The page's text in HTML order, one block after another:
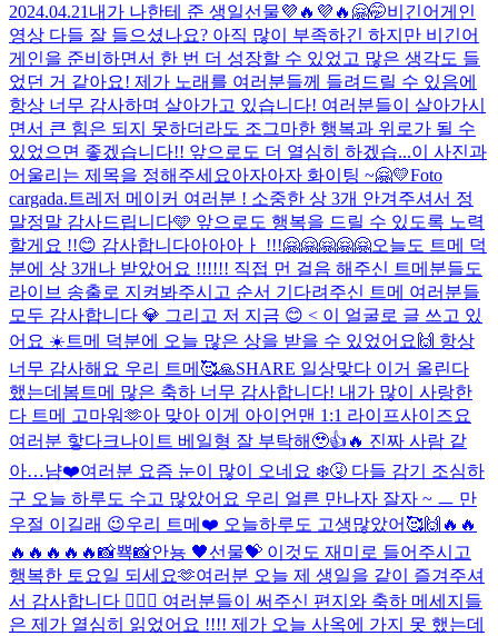
2024.04.21 내가 나한테 준 생일선물💜🔥💜🔥 🤗🤭비긴어게인
영상 다들 잘 들으셨나요? 아직 많이 부족하긴 하지만 비긴어
게인을 준비하면서 한 번 더 성장할 수 있었고 많은 생각도 들
었던 거 같아요! 제가 노래를 여러분들께 들려드릴 수 있음에
항상 너무 감사하며 살아가고 있습니다! 여러분들이 살아가시
면서 큰 힘은 되지 못하더라도 조그마한 행복과 위로가 될 수
있었으면 좋겠습니다!! 앞으로도 더 열심히 하겠습...이 사진과
어울리는 제목을 정해주세요아자아자 화이팅 ~🤗💛Foto
cargada. 트레저 메이커 여러분 ! 소중한 상 3개 안겨주셔서 정
말정말 감사드립니다🩵 앞으로도 행복을 드릴 수 있도록 노력
할게요 !!😊 감사합니다아아아ㅏ !!!🤗🤗🤗🤗🤗오늘도 트메 덕
분에 상 3개나 받았어요 !!!!!! 직접 먼 걸음 해주신 트메분들도
라이브 송출로 지켜봐주시고 순서 기다려주신 트메 여러분들
모두 감사합니다 💎 그리고 저 지금 😊 < 이 얼굴로 글 쓰고 있
어요 ☀️ 트메 덕분에 오늘 많은 상을 받을 수 있었어요🙌 항상
너무 감사해요 우리 트메🥰🙏SHARE 일상맞다 이거 올린다
했는데 봄 트메 많은 축하 너무 감사합니다! 내가 많이 사랑한
다 트메 고마워🫶아 맞아 이게 아이언맨 1:1 라이프사이즈요
여러분 핳다크나이트 베일형 잘 부탁해🥹👍🔥 진짜 사람 같
아…냠❤️여러분 요즘 눈이 많이 오네요 ❄️🤧 다들 감기 조심하
구 오늘 하루도 수고 많았어요 우리 얼른 만나자 잘자 ~ ㅡ 만
우절 이길래 😉우리 트메❤️ 오늘하루도 고생많았어🥰🙌 🔥🔥
🔥🔥🔥🔥🔥📸뾱📸안뇽 🖤선물💝 이것도 재미로 들어주시고
행복한 토요일 되세요🫶여러분 오늘 제 생일을 같이 즐겨주셔
서 감사합니다 🙇🏻‍♂️ 여러분들이 써주신 편지와 축하 메세지들
은 제가 열심히 읽었어요 !!!! 제가 오늘 사옥에 가지 못 했는데